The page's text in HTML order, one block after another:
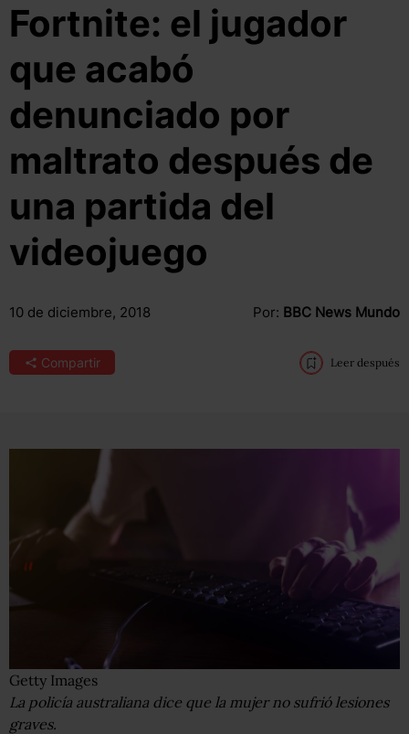
Fortnite: el jugador
que acabó
denunciado por
maltrato después de
una partida del
videojuego
10 de diciembre, 2018 Por: BBC News Mundo
Compartir Leer después
Getty Images
La policía australiana dice que la mujer no sufrió lesiones
graves.